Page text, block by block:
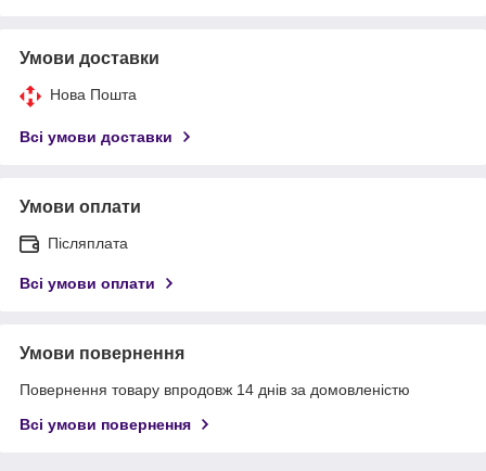
Умови доставки
Нова Пошта
Всі умови доставки
Умови оплати
Післяплата
Всі умови оплати
Умови повернення
Повернення товару впродовж 14 днів за домовленістю
Всі умови повернення